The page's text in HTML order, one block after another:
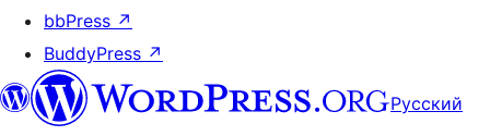
bbPress ↗
BuddyPress ↗
Русский